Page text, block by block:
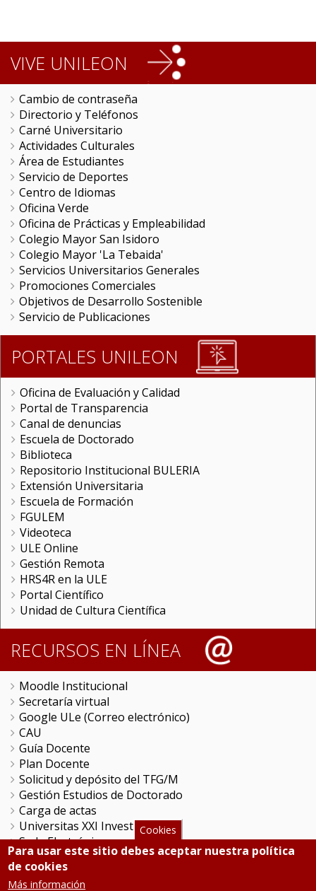
VIVE UNILEON
Cambio de contraseña
Directorio y Teléfonos
Carné Universitario
Actividades Culturales
Área de Estudiantes
Servicio de Deportes
Centro de Idiomas
Oficina Verde
Oficina de Prácticas y Empleabilidad
Colegio Mayor San Isidoro
Colegio Mayor 'La Tebaida'
Servicios Universitarios Generales
Promociones Comerciales
Objetivos de Desarrollo Sostenible
Servicio de Publicaciones
PORTALES UNILEON
Oficina de Evaluación y Calidad
Portal de Transparencia
Canal de denuncias
Escuela de Doctorado
Biblioteca
Repositorio Institucional BULERIA
Extensión Universitaria
Escuela de Formación
FGULEM
Videoteca
ULE Online
Gestión Remota
HRS4R en la ULE
Portal Científico
Unidad de Cultura Científica
RECURSOS EN LÍNEA
Moodle Institucional
Secretaría virtual
Google ULe (Correo electrónico)
CAU
Guía Docente
Plan Docente
Solicitud y depósito del TFG/M
Gestión Estudios de Doctorado
Carga de actas
Universitas XXI Investigación
Sede Electrónica
Tramitador unileon
Perfil del Contratante
Cookies
Para usar este sitio debes aceptar nuestra política
de cookies
Más información